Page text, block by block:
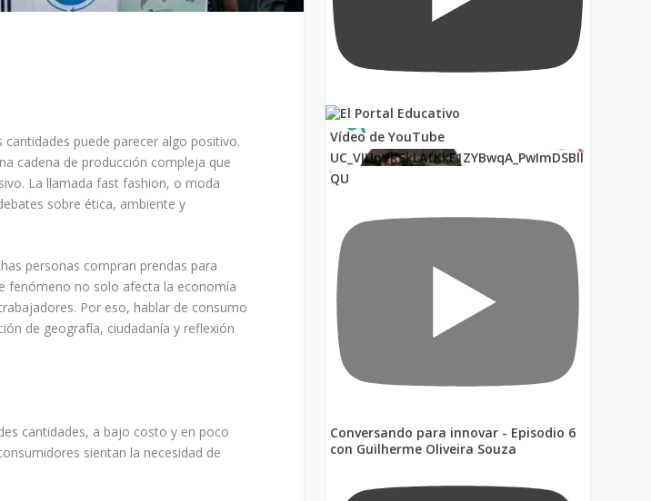
puede parecer algo positivo.
cadena de producción compleja que
La llamada fast fashion, o moda
sobre ética, ambiente y
personas compran prendas para
fenómeno no solo afecta la economía
Por eso, hablar de consumo
de geografía, ciudadanía y reflexión
cantidades, a bajo costo y en poco
sientan la necesidad de
Vídeo de YouTube
UC_VIUnVRSkLAfKkF1ZYBwqA_PwImDSBll
QU
Conversando para innovar - Episodio 6
con Guilherme Oliveira Souza